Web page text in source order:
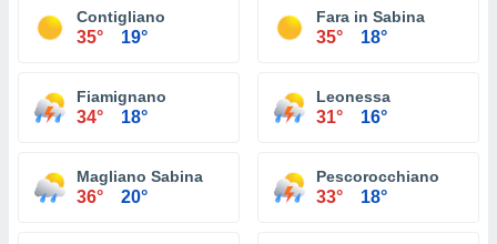
Contigliano
35° 19°
Fara in Sabina
35° 18°
Fiamignano
34° 18°
Leonessa
31° 16°
Magliano Sabina
36° 20°
Pescorocchiano
33° 18°